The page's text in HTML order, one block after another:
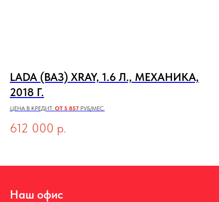
LADA (ВАЗ) XRAY, 1.6 Л., МЕХАНИКА,
2018 Г.
ЦЕНА В КРЕДИТ: ОТ 5 857 РУБ/МЕС.
612 000 р.
Наш офис